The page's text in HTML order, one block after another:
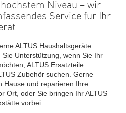
Niveau – wir
Service für Ihr
ALTUS Haushaltsgeräte
Unterstützung, wenn Sie Ihr
ALTUS Ersatzteile
Zubehör suchen. Gerne
Hause und reparieren Ihre
Ort, oder Sie bringen Ihr ALTUS
vorbei.